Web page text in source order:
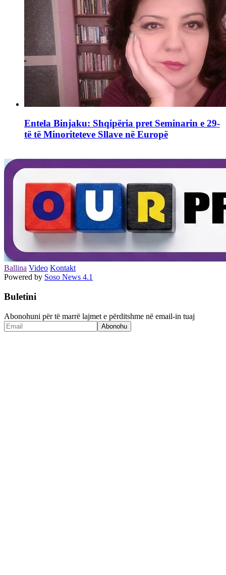
Entela Binjaku: Shqipëria pret Seminarin e 29-
të të Minoriteteve Sllave në Europë
Ballina Video Kontakt
Powered by Soso News 4.1
Buletini
Abonohuni për të marrë lajmet e përditshme në email-in tuaj
Abonohu